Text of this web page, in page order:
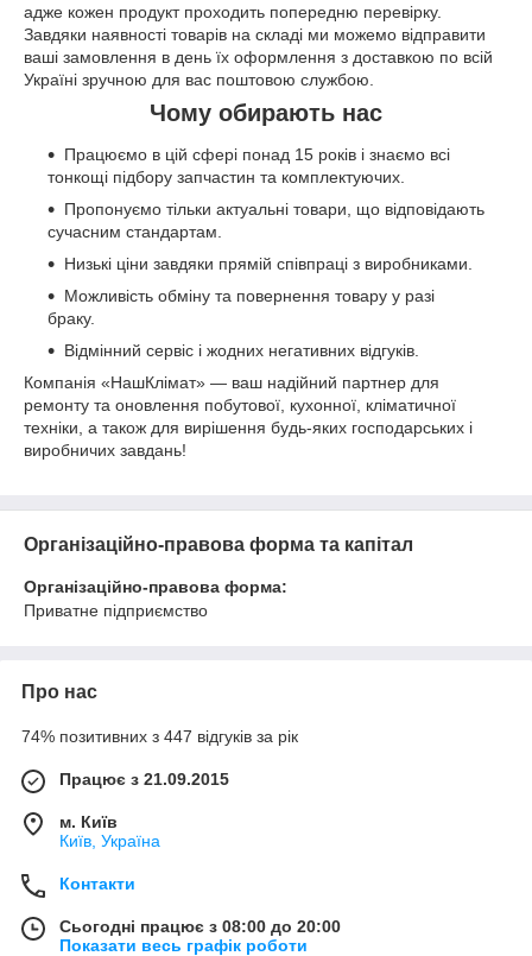
адже кожен продукт проходить попередню перевірку.
Завдяки наявності товарів на складі ми можемо відправити
ваші замовлення в день їх оформлення з доставкою по всій
Україні зручною для вас поштовою службою.
Чому обирають нас
Працюємо в цій сфері понад 15 років і знаємо всі
тонкощі підбору запчастин та комплектуючих.
Пропонуємо тільки актуальні товари, що відповідають
сучасним стандартам.
Низькі ціни завдяки прямій співпраці з виробниками.
Можливість обміну та повернення товару у разі
браку.
Відмінний сервіс і жодних негативних відгуків.
Компанія «НашКлімат» — ваш надійний партнер для
ремонту та оновлення побутової, кухонної, кліматичної
техніки, а також для вирішення будь-яких господарських і
виробничих завдань!
Організаційно-правова форма та капітал
Організаційно-правова форма:
Приватне підприємство
Про нас
74% позитивних з 447 відгуків за рік
Працює з 21.09.2015
м. Київ
Київ, Україна
Контакти
Сьогодні працює з 08:00 до 20:00
Показати весь графік роботи